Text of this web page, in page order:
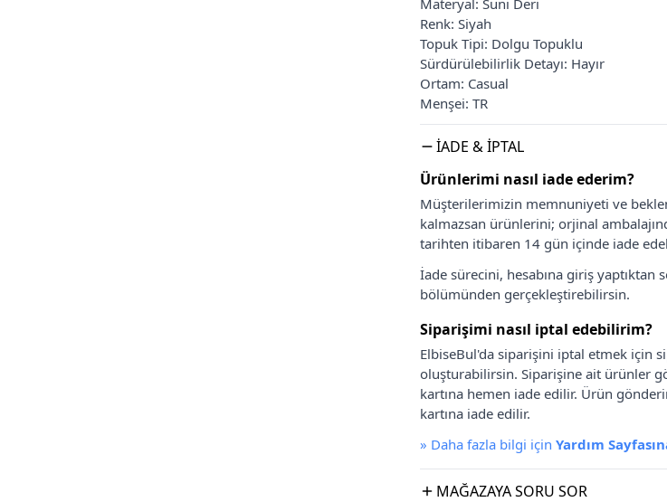
Materyal: Suni Deri
Renk: Siyah
Topuk Tipi: Dolgu Topuklu
Sürdürülebilirlik Detayı: Hayır
Ortam: Casual
Menşei: TR
İADE & İPTAL
Ürünlerimi nasıl iade ederim?
Müşterilerimizin memnuniyeti ve
kalmazsan ürünlerini; orjinal
tarihten itibaren 14 gün içinde iade
İade sürecini, hesabına giriş
bölümünden gerçekleştirebilirsin.
Siparişimi nasıl iptal edebilirim?
ElbiseBul'da siparişini iptal etmek için
oluşturabilirsin. Siparişine ait ürünler
kartına hemen iade edilir. Ürün
kartına iade edilir.
» Daha fazla bilgi için Yardım
MAĞAZAYA SORU SOR